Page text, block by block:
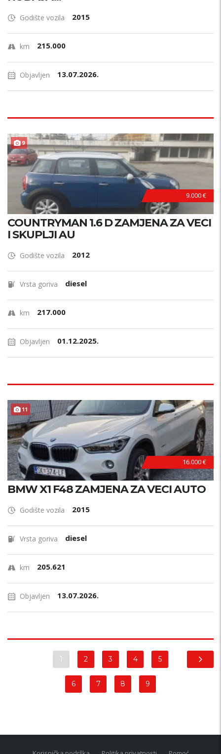
Godište vozila 2015
km 215.000
Objavljen 13.07.2026.
9
9.000 €
COUNTRYMAN 1.6 D ZAMJENA ZA VECI
I SKUPLJI AU
Godište vozila 2012
Vrsta goriva diesel
km 217.000
Objavljen 01.12.2025.
11
16.000 €
BMW X1 F48 ZAMJENA ZA VECI AUTO
Godište vozila 2015
Vrsta goriva diesel
km 205.621
Objavljen 13.07.2026.
1 2 3 4 5
6 7 8 9